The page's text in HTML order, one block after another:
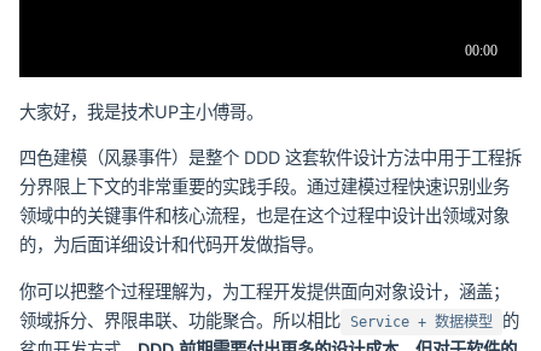
大家好，我是技术UP主小傅哥。
四色建模（风暴事件）是整个 DDD 这套软件设计方法中用于工程拆
分界限上下文的非常重要的实践手段。通过建模过程快速识别业务
领域中的关键事件和核心流程，也是在这个过程中设计出领域对象
的，为后面详细设计和代码开发做指导。
你可以把整个过程理解为，为工程开发提供面向对象设计，涵盖；
领域拆分、界限串联、功能聚合。所以相比 Service + 数据模型
的